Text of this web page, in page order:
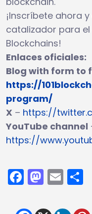
¡Inscríbete ahora
catalizador para el
Blockchains!
Enlaces oficiales:
Blog with form to
https://
program/
X – https://
YouTube channel
https://
Facebook